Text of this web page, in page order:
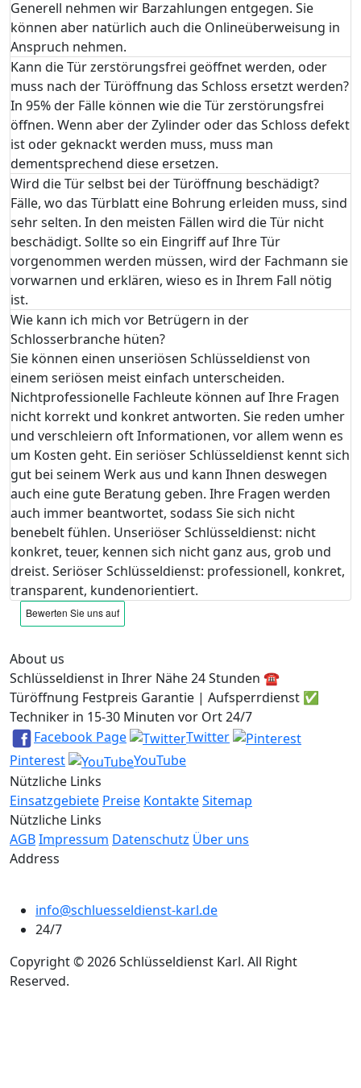
Generell nehmen wir Barzahlungen entgegen. Sie
können aber natürlich auch die Onlineüberweisung in
Anspruch nehmen.
Kann die Tür zerstörungsfrei geöffnet werden, oder
muss nach der Türöffnung das Schloss ersetzt werden?
In 95% der Fälle können wie die Tür zerstörungsfrei
öffnen. Wenn aber der Zylinder oder das Schloss defekt
ist oder geknackt werden muss, muss man
dementsprechend diese ersetzen.
Wird die Tür selbst bei der Türöffnung beschädigt?
Fälle, wo das Türblatt eine Bohrung erleiden muss, sind
sehr selten. In den meisten Fällen wird die Tür nicht
beschädigt. Sollte so ein Eingriff auf Ihre Tür
vorgenommen werden müssen, wird der Fachmann sie
vorwarnen und erklären, wieso es in Ihrem Fall nötig
ist.
Wie kann ich mich vor Betrügern in der
Schlosserbranche hüten?
Sie können einen unseriösen Schlüsseldienst von
einem seriösen meist einfach unterscheiden.
Nichtprofessionelle Fachleute können auf Ihre Fragen
nicht korrekt und konkret antworten. Sie reden umher
und verschleiern oft Informationen, vor allem wenn es
um Kosten geht. Ein seriöser Schlüsseldienst kennt sich
gut bei seinem Werk aus und kann Ihnen deswegen
auch eine gute Beratung geben. Ihre Fragen werden
auch immer beantwortet, sodass Sie sich nicht
benebelt fühlen. Unseriöser Schlüsseldienst: nicht
konkret, teuer, kennen sich nicht ganz aus, grob und
dreist. Seriöser Schlüsseldienst: professionell, konkret,
transparent, kundenorientiert.
About us
Schlüsseldienst in Ihrer Nähe 24 Stunden ☎️
Türöffnung Festpreis Garantie | Aufsperrdienst ✅
Techniker in 15-30 Minuten vor Ort 24/7
Facebook Page
Twitter
Pinterest
YouTube
Nützliche Links
Einsatzgebiete Preise KontakteSitemap
Nützliche Links
AGBImpressum Datenschutz Über uns
Address
info@schluesseldienst-karl.de
24/7
Copyright © 2026 Schlüsseldienst Karl. All Right
Reserved.